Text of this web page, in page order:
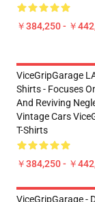
￥384,250 - ￥
ViceGripGarage
Shirts - Focuses
And Reviving
Vintage Cars
T-Shirts
￥384,250 - ￥
ViceGripGarage -